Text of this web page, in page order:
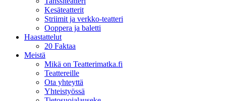
Kesäteatterit
Striimit ja verkko-teatteri
Ooppera ja baletti
Haastattelut
20 Faktaa
Meistä
Mikä on Teatterimatka.fi
Teattereille
Ota yhteyttä
Yhteistyössä